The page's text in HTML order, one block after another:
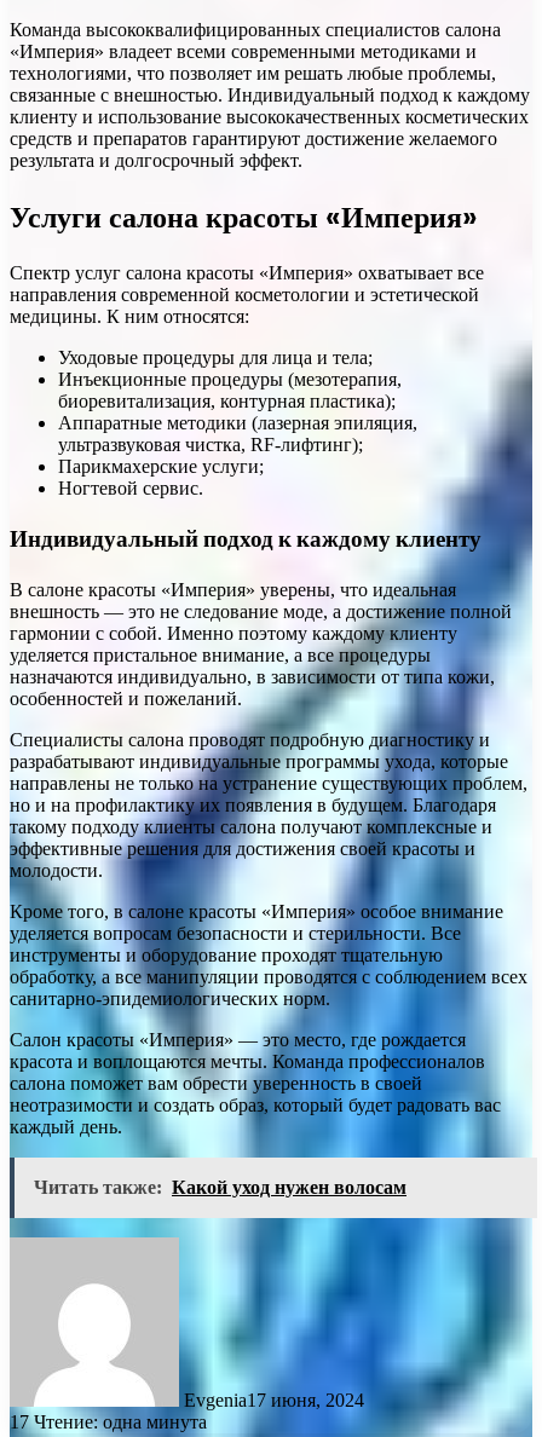
Команда высококвалифицированных специалистов салона
«Империя» владеет всеми современными методиками и
технологиями, что позволяет им решать любые проблемы,
связанные с внешностью. Индивидуальный подход к каждому
клиенту и использование высококачественных косметических
средств и препаратов гарантируют достижение желаемого
результата и долгосрочный эффект.
Услуги салона красоты «Империя»
Спектр услуг салона красоты «Империя» охватывает все
направления современной косметологии и эстетической
медицины. К ним относятся:
Уходовые процедуры для лица и тела;
Инъекционные процедуры (мезотерапия,
биоревитализация, контурная пластика);
Аппаратные методики (лазерная эпиляция,
ультразвуковая чистка, RF-лифтинг);
Парикмахерские услуги;
Ногтевой сервис.
Индивидуальный подход к каждому клиенту
В салоне красоты «Империя» уверены, что идеальная
внешность — это не следование моде, а достижение полной
гармонии с собой. Именно поэтому каждому клиенту
уделяется пристальное внимание, а все процедуры
назначаются индивидуально, в зависимости от типа кожи,
особенностей и пожеланий.
Специалисты салона проводят подробную диагностику и
разрабатывают индивидуальные программы ухода, которые
направлены не только на устранение существующих проблем,
но и на профилактику их появления в будущем. Благодаря
такому подходу клиенты салона получают комплексные и
эффективные решения для достижения своей красоты и
молодости.
Кроме того, в салоне красоты «Империя» особое внимание
уделяется вопросам безопасности и стерильности. Все
инструменты и оборудование проходят тщательную
обработку, а все манипуляции проводятся с соблюдением всех
санитарно-эпидемиологических норм.
Салон красоты «Империя» — это место, где рождается
красота и воплощаются мечты. Команда профессионалов
салона поможет вам обрести уверенность в своей
неотразимости и создать образ, который будет радовать вас
каждый день.
Читать также: Какой уход нужен волосам
Evgenia17 июня, 2024
17Чтение: одна минута